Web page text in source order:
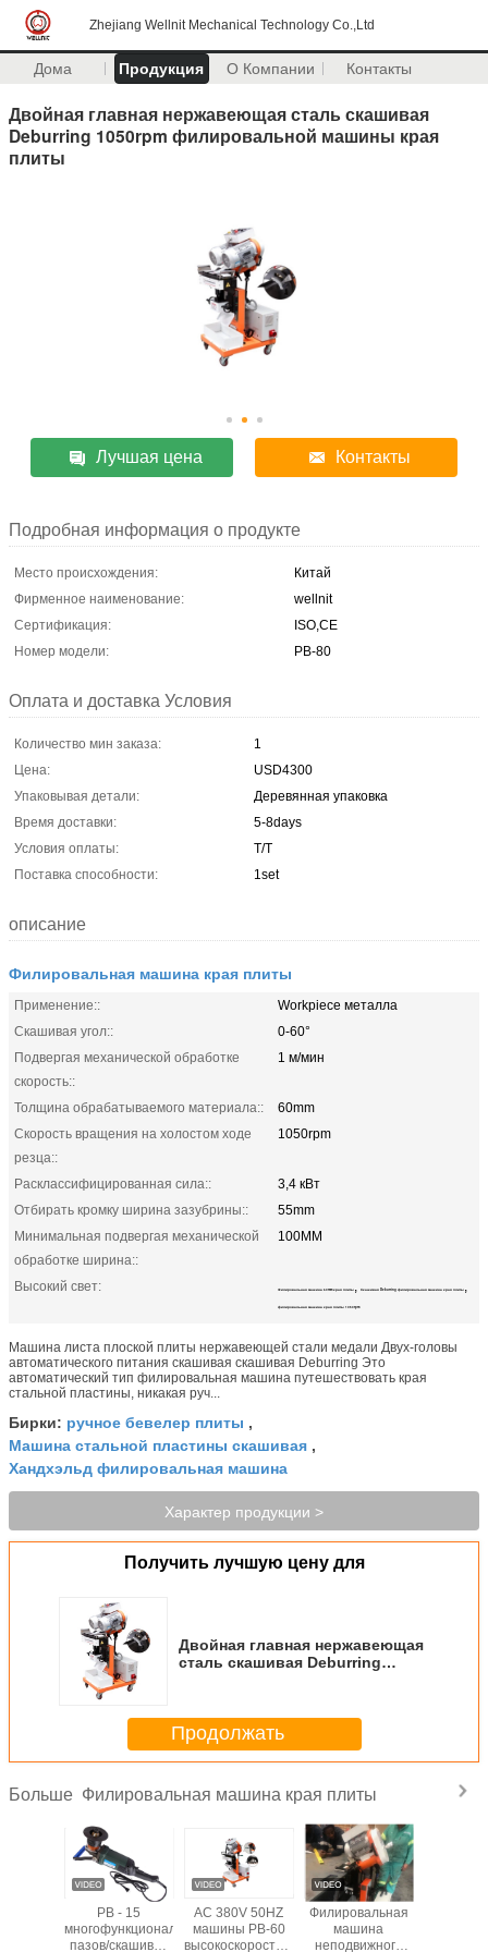
Zhejiang Wellnit Mechanical Technology Co.,Ltd
Дома Продукция О Компании Контакты
Двойная главная нержавеющая сталь скашивая
Deburring 1050rpm филировальной машины края
плиты
Лучшая цена Контакты
Подробная информация о продукте
Место происхождения:
Китай
Фирменное наименование:
wellnit
Сертификация:
ISO,CE
Номер модели:
PB-80
Оплата и доставка Условия
Количество мин заказа:
1
Цена:
USD4300
Упаковывая детали:
Деревянная упаковка
Время доставки:
5-8days
Условия оплаты:
T/T
Поставка способности:
1set
описание
Филировальная машина края плиты
Применение::
Workpiece металла
Скашивая угол::
0-60°
Подвергая механической обработке
скорость::
1 м/мин
Толщина обрабатываемого материала::
60mm
Скорость вращения на холостом ходе
резца::
1050rpm
Расклассифицированная сила::
3,4 кВт
Отбирать кромку ширина зазубрины::
55mm
Минимальная подвергая механической
обработке ширина::
100MM
Высокий свет: Филировальная машина 60mm края плиты , Скашивая Deburring филировальная машина края плиты ,
филировальная машина края плиты 1050rpm
Машина листа плоской плиты нержавеющей стали медали Двух-головы
автоматического питания скашивая скашивая Deburring Это
автоматический тип филировальная машина путешествовать края
стальной пластины, никакая руч...
Бирки: ручное бевелер плиты ,
Машина стальной пластины скашивая ,
Хандхэльд филировальная машина
Характер продукции >
Получить лучшую цену для
Двойная главная нержавеющая
сталь скашивая Deburring
Продолжать
Больше Филировальная машина края плиты
PB - 15
многофункциональных
пазов/скашивая
AC 380V 50HZ
машины PB-60
высокоскоростной
Филировальная
машина
неподвижного